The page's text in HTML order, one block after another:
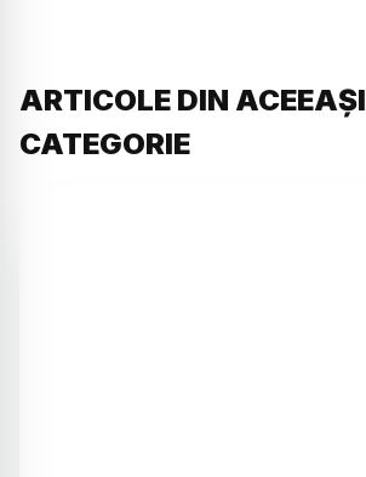
ARTICOLE DIN ACEEAȘI
CATEGORIE